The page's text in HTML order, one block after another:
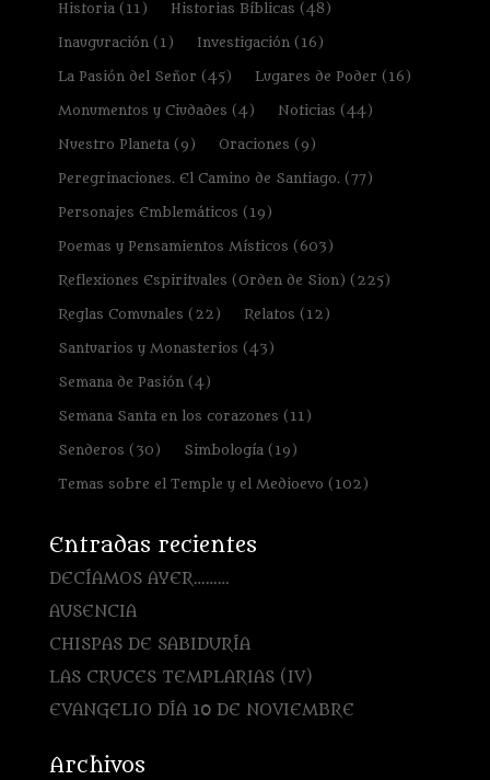
Historia(11) Historias Bíblicas (48)
Inauguración(1) Investigación(16)
La Pasión del Señor (45) Lugares de Poder (16)
Monumentos y Ciudades (4) Noticias (44)
Nuestro Planeta(9) Oraciones (9)
Peregrinaciones. El Camino de Santiago.(77)
Personajes Emblemáticos (19)
Poemas y Pensamientos Místicos (603)
Reflexiones Espirituales (Orden de Sion) (225)
Reglas Comunales (22) Relatos (12)
Santuarios y Monasterios (43)
Semana de Pasión(4)
Semana Santa en los corazones (11)
Senderos (30) Simbología(19)
Temas sobre el Temple y el Medioevo (102)
Entradas recientes
DECÍAMOS AYER………
AUSENCIA
CHISPAS DE SABIDURÍA
LAS CRUCES TEMPLARIAS (IV)
EVANGELIO DÍA 10 DE NOVIEMBRE
Archivos